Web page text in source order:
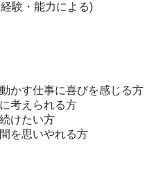
験・能力による)
かす仕事に喜びを感じる方
考えられる方
けたい方
を思いやれる方